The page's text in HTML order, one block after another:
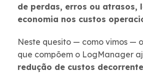
de perdas, erros ou atrasos,
economia nos custos
Neste quesito — como vimos —
que compõem o LogManager
redução de custos